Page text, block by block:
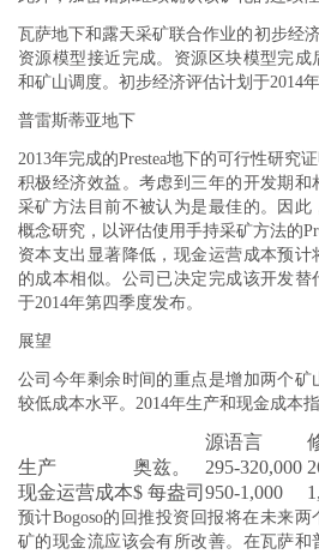
瓦萨地下和露天采矿联合作业的初步经
资源模型接近完成。资源区块模型完
和矿山调度。初步经济评估计划于2014
普雷斯蒂亚地下
2013年完成的Prestea地下的可行性研究
积极经济效益。考虑到三年的开发期
采矿方法目前不被认为是最佳的。因此
概念研究，以评估使用手持采矿方法的
资本支出显著降低，现金运营成本预
的成本相似。公司已决定完成该开发
于2014年第四季度发布。
展望
公司今年剩余时间的重点是增加两个矿
较低成本水平。2014年生产和现金成本
源语言
生产
奥兹。 295-320,000
现金运营成本$ 每盎司 950-1,000
预计Bogoso的回推投资回报将在未来
矿的现金流应该会有所改善。在瓦萨